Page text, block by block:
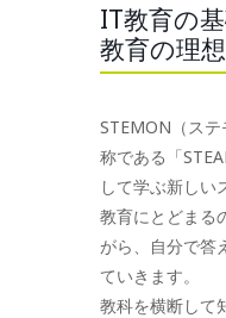
IT教育の
教育の理
STEMON（ス
称である「
して学ぶ新しい
教育にとどまる
がら、自分で答
ていきます。
教科を横断して